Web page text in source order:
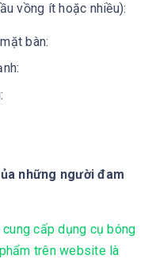
vồng ít hoặc nhiều):
bàn:
những người đam
cấp dụng cụ bóng
trên website là